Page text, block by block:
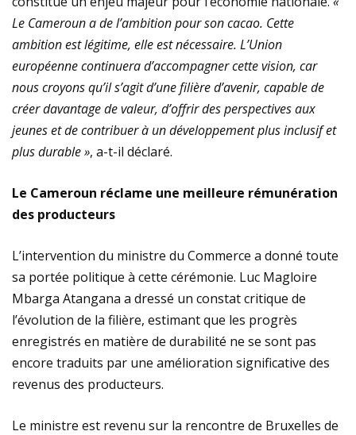
Le Cameroun a de l’ambition pour son cacao. Cette
ambition est légitime, elle est nécessaire. L’Union
européenne continuera d’accompagner cette vision, car
nous croyons qu’il s’agit d’une filière d’avenir, capable de
créer davantage de valeur, d’offrir des perspectives aux
jeunes et de contribuer à un développement plus inclusif et
plus durable », a-t-il déclaré.
Le Cameroun réclame une meilleure rémunération
des producteurs
L’intervention du ministre du Commerce a donné toute
sa portée politique à cette cérémonie. Luc Magloire
Mbarga Atangana a dressé un constat critique de
l’évolution de la filière, estimant que les progrès
enregistrés en matière de durabilité ne se sont pas
encore traduits par une amélioration significative des
revenus des producteurs.
Le ministre est revenu sur la rencontre de Bruxelles de